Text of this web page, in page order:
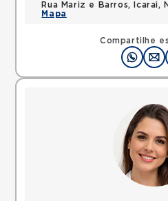
Compartilhe
Rua Mariz e Barros, Icarai,
Mapa